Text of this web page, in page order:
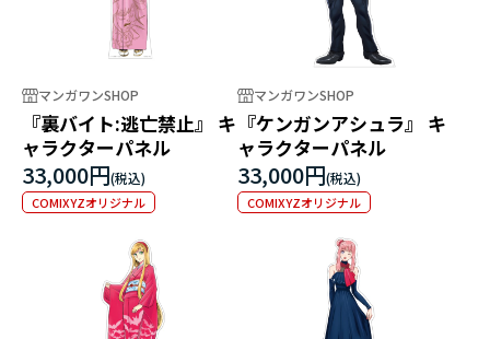
マンガワンSHOP
『裏バイト:逃亡禁止』 キ
ャラクターパネル
33,000円
COMIXYZオリジナル
マンガワンSHOP
『ケンガンアシュラ』 キ
ャラクターパネル
33,000円
COMIXYZオリジナル